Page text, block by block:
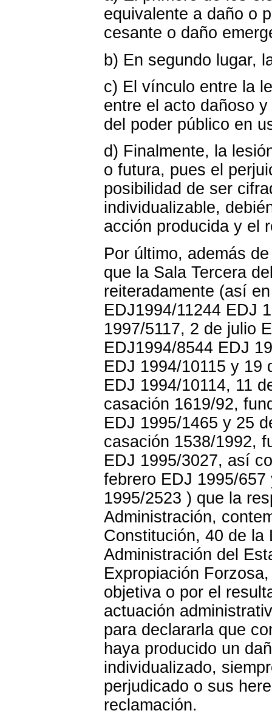
equivalente a daño o
cesante o daño
b) En segundo lugar,
c) El vínculo entre la
entre el acto dañoso
del poder público en
d) Finalmente, la
o futura, pues el
posibilidad de ser
individualizable,
acción producida y el
Por último, además
que la Sala Tercera
reiteradamente (así
EDJ1994/11244 EDJ
1997/5117, 2 de julio
EDJ1994/8544 EDJ
EDJ 1994/10115 y 19
EDJ 1994/10114, 11
casación 1619/92,
EDJ 1995/1465 y 25
casación 1538/1992,
EDJ 1995/3027, así
febrero EDJ 1995/
1995/2523 ) que la
Administración,
Constitución, 40 de la
Administración del
Expropiación
objetiva o por el
actuación
para declararla que
haya producido un
individualizado,
perjudicado o sus
reclamación.